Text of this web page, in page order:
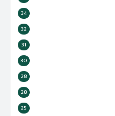
34
32
31
30
28
28
25